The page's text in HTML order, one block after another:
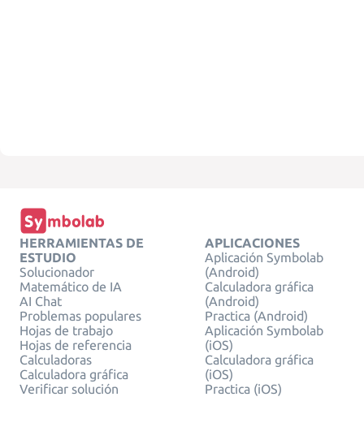
HERRAMIENTAS DE
ESTUDIO
Solucionador
Matemático de IA
AI Chat
Problemas populares
Hojas de trabajo
Hojas de referencia
Calculadoras
Calculadora gráfica
Verificar solución
APLICACIONES
Aplicación Symbolab
(Android)
Calculadora gráfica
(Android)
Practica (Android)
Aplicación Symbolab
(iOS)
Calculadora gráfica
(iOS)
Practica (iOS)